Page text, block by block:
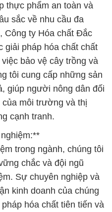
thực phẩm an toàn và
sắc về nhu cầu đa
Công ty Hóa chất Đắc
giải pháp hóa chất chất
bảo vệ cây trồng và
tôi cung cấp những sản
giúp người nông dân đối
môi trường và thị
cạnh tranh.
trong ngành, chúng tôi
chắc và đội ngũ
Sự chuyên nghiệp và
kinh doanh của chúng
hóa chất tiên tiến và